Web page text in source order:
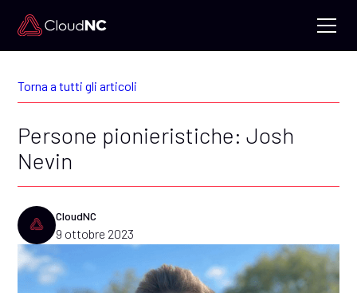
Torna a tutti gli articoli
Persone pionieristiche: Josh
Nevin
CloudNC
9 ottobre 2023